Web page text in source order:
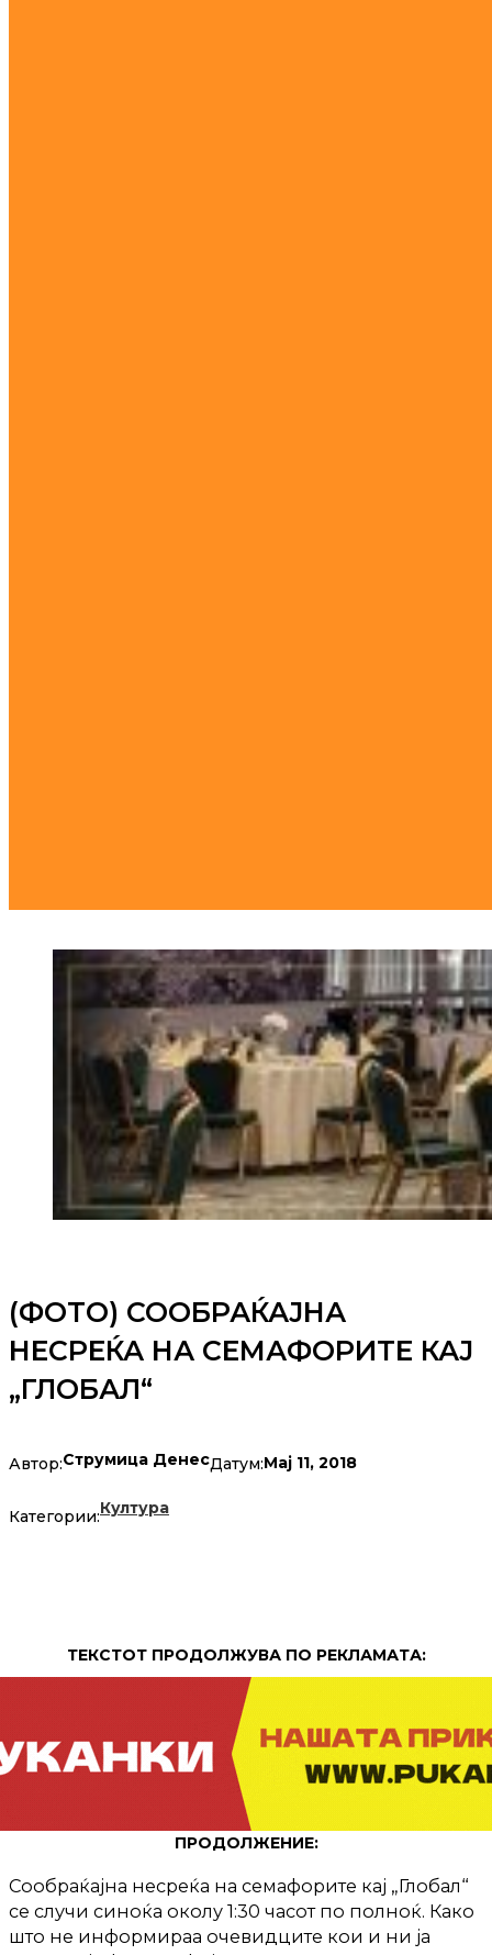
(ФОТО) СООБРАЌАЈНА
НЕСРЕЌА НА СЕМАФОРИТЕ КАЈ
„ГЛОБАЛ“
Автор:Струмица ДенесДатум:Мај 11, 2018
Категории:Култура
ТЕКСТОТ ПРОДОЛЖУВА ПО РЕКЛАМАТА:
ПРОДОЛЖЕНИЕ:
Сообраќајна несреќа на семафорите кај „Глобал“
се случи синоќа околу 1:30 часот по полноќ. Како
што не информираа очевидците кои и ни ја